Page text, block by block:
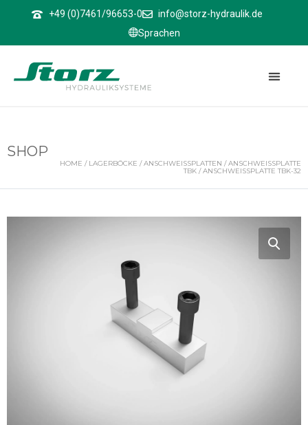
+49 (0)7461/96653-0
info@storz-hydraulik.de
Sprachen
SHOP
HOME / LAGERBÖCKE /ANSCHWEISSPLATTEN /ANSCHWEISSPLATTE T
BK
/ ANSCHWEISSPLATTE TBK-32